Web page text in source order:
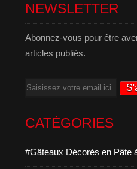
NEWSLETTER
Abonnez-vous pour être
articles publiés.
Email
CATÉGORIES
#Gâteaux Décorés en Pâte